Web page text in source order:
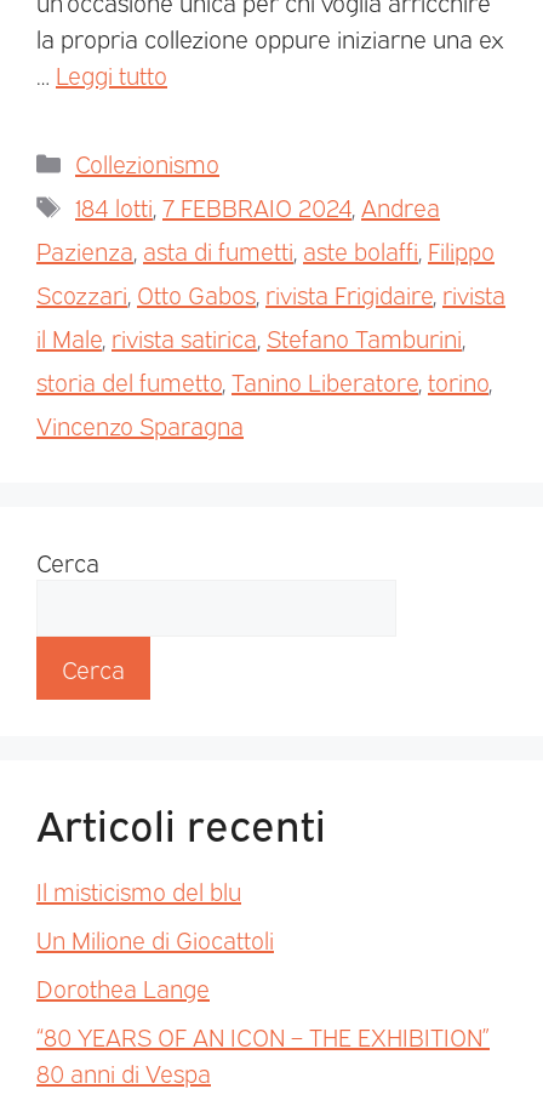
la propria collezione oppure iniziarne una ex
Leggi tutto
Collezionismo
184 lotti 7 FEBBRAIO 2024 Andrea
Pazienza asta di fumetti aste bolaffi Filippo
Scozzari Otto Gabos rivista Frigidaire rivista
il Male rivista satirica Stefano Tamburini
storia del fumetto Tanino Liberatore torino
Vincenzo Sparagna
Cerca
Cerca
Articoli recenti
Il misticismo del blu
Un Milione di Giocattoli
Dorothea Lange
“80 YEARS OF AN ICON – THE EXHIBITION”
80 anni di Vespa